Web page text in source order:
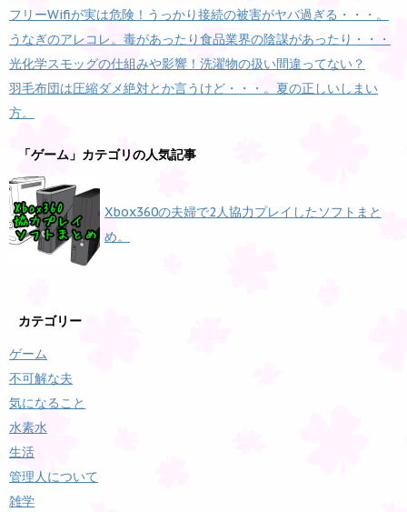
フリーWifiが実は危険！うっかり接続の被害がヤバ過ぎる・・・。
うなぎのアレコレ。毒があったり食品業界の陰謀があったり・・・
光化学スモッグの仕組みや影響！洗濯物の扱い間違ってない？
羽毛布団は圧縮ダメ絶対とか言うけど・・・。夏の正しいしまい
方。
「ゲーム」カテゴリの人気記事
Xbox360の夫婦で2人協力プレイしたソフトまと
め。
カテゴリー
ゲーム
不可解な夫
気になること
水素水
生活
管理人について
雑学